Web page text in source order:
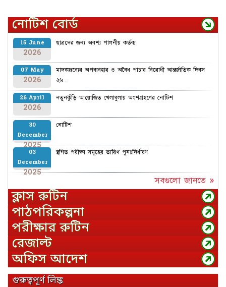
নোটিশ বোর্ড
15 June
2026
ছাত্রদের জন্য অবশ্য পালনীয় কর্তব্য
07 May
2026
মাদকদ্রব্যের অপব্যবহার ও অবৈধ পাচার বিরোধী আন্তর্জাতিক দিবস
২৬...
26 April
2026
নতুনকুঁড়ি আয়োজিত খেলাধুলায় অংশগ্রহণের নোটিশ
30
December
2025
নোটিশ
03
December
2025
স্থগিত পরীক্ষা সমূহের তারিখ পুনঃনির্ধারণ
সবগুলো জানতে »
ক্লাস রুটিন
পাঠপরিকল্পনা
পরীক্ষার রুটিন
রেজাল্ট
অফিস আদেশ
গুরুত্বপূর্ণ লিঙ্ক